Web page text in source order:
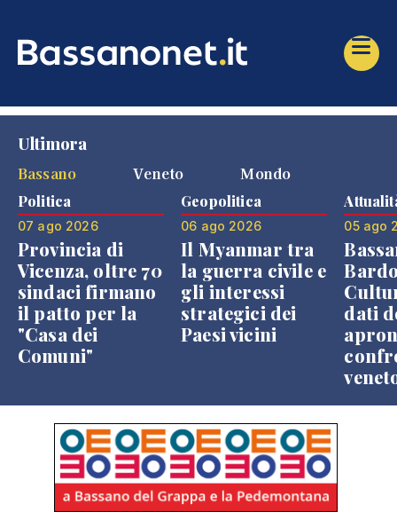
Ultimora
Bassano
Veneto Mondo
Politica
07 ago 2026
Provincia di
Vicenza, oltre 70
sindaci firmano
il patto per la
"Casa dei
Comuni"
Geopolitica
06 ago 2026
Il Myanmar tra
la guerra civile e
gli interessi
strategici dei
Paesi vicini
05 ago
dati